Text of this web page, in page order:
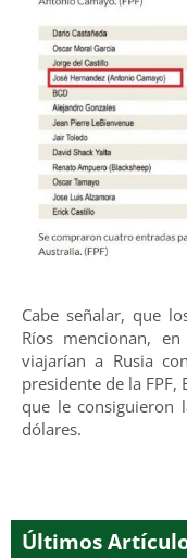
Cabe señalar, que
Ríos mencionan,
viajarían a Rusia
presidente de la FPF,
que le consiguieron
dólares.
Últimos